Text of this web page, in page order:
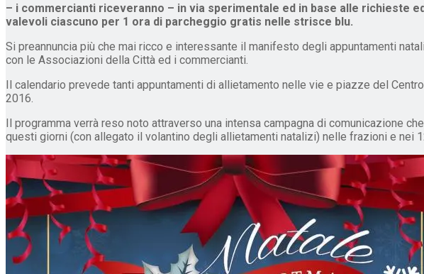
– i commercianti riceveranno – in via sperimentale ed in base alle richieste
valevoli ciascuno per 1 ora di parcheggio gratis nelle strisce blu.
Si preannuncia più che mai ricco e interessante il manifesto degli appuntamenti
con le Associazioni della Città ed i commercianti.
Il calendario prevede tanti appuntamenti di allietamento nelle vie e piazze del
2016.
Il programma verrà reso noto attraverso una intensa campagna di comunicazione
questi giorni (con allegato il volantino degli allietamenti natalizi) nelle frazioni e nei